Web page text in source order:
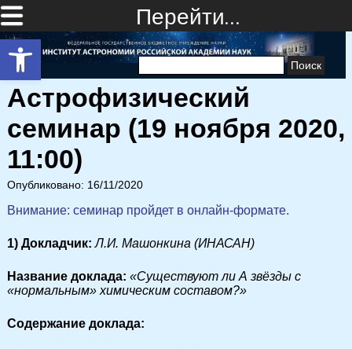
Открыть панель инструментов
Перейти…
Найти:
Астрофизический
семинар (19 ноября 2020,
11:00)
Опубликовано: 16/11/2020
Внимание: семинар пройдет в онлайн-формате.
1) Докладчик: Л.И. Машонкина (ИНАСАН)
Название доклада: «Существуют ли А звёзды с
«нормальным» химическим составом?»
Cодержание доклада: